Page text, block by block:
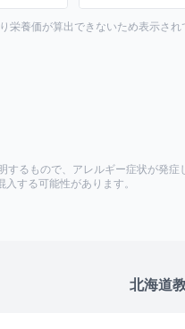
養価が算出できないため表示され
るもので、アレルギー症状が発
する可能性があります。
北海道